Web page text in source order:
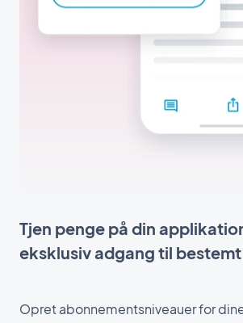
Tjen penge på din
eksklusiv adgang til
Opret abonnementsniveauer for